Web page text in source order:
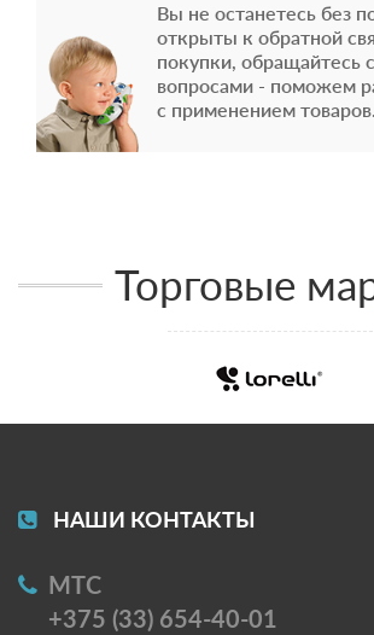
Вы не останетесь без
открыты к обратной
покупки, обращайтесь с
вопросами - поможем
с применением товаров.
Торговые
НАШИ КОНТАКТЫ
МТС
+375 (33) 654-40-01